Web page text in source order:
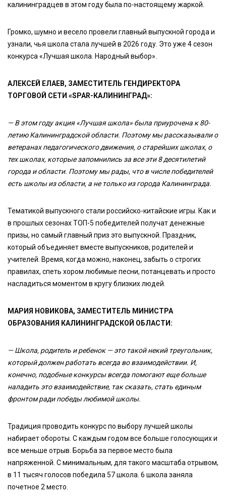
калининградцев в этом году была по-настоящему жаркой.
Громко, шумно и весело провели главный выпускной города и
узнали, чья школа стала лучшей в 2026 году. Это уже 4 сезон
конкурса «Лучшая школа. Народный выбор».
АЛЕКСЕЙ ЕЛАЕВ, ЗАМЕСТИТЕЛЬ ГЕНДИРЕКТОРА
ТОРГОВОЙ СЕТИ «SPAR-КАЛИНИНГРАД»:
— В этом году акция «Лучшая школа» была приурочена к 80-
летию Калининградской области. Поэтому мы рассказывали о
ветеранах педагогического движения, о старейших школах, о
тех школах, которые запомнились за все эти 8 десятилетий
города и области. Поэтому мы рады, что в числе победителей
есть школы из области, а не только из города Калининграда.
Тематикой выпускного стали российско-китайские игры. Как и
в прошлых сезонах ТОП-5 победителей получат денежные
призы, но самый главный приз это выпускной. Праздник,
который объединяет вместе выпускников, родителей и
учителей. Время, когда можно, наконец, забыть о строгих
правилах, спеть хором любимые песни, потанцевать и просто
насладиться моментом в кругу близких людей.
МАРИЯ НОВИКОВА, ЗАМЕСТИТЕЛЬ МИНИСТРА
ОБРАЗОВАНИЯ КАЛИНИНГРАДСКОЙ ОБЛАСТИ:
— Школа, родитель и ребенок — это такой некий треугольник,
который должен работать всегда во взаимодействии. И,
конечно, подобные конкурсы всегда помогают еще больше
наладить это взаимодействие, так сказать, стать единым
фронтом ради победы любимой школы.
Традиция проводить конкурс по выбору лучшей школы
набирает обороты. С каждым годом все больше голосующих и
все меньше отрыв. Борьба за первое место была
напряженной. С минимальным, для такого масштаба отрывом,
в 11 тысяч голосов победила 57 школа. 6 школа заняла
почетное 2 место.